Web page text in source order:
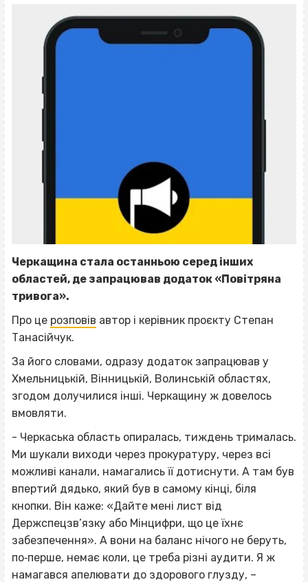
Черкащина стала останньою серед інших
областей, де запрацював додаток «Повітряна
тривога».
Про це розповів автор і керівник проєкту Степан
Танасійчук.
За його словами, одразу додаток запрацював у
Хмельницькій, Вінницькій, Волинській областях,
згодом долучилися інші. Черкащину ж довелось
вмовляти.
- Черкаська область опиралась, тиждень трималась.
Ми шукали виходи через прокуратуру, через всі
можливі канали, намагались її дотиснути. А там був
впертий дядько, який був в самому кінці, біля
кнопки. Він каже: «Дайте мені лист від
Держспецзв’язку або Мінцифри, що це їхнє
забезпечення». А вони на баланс нічого не беруть,
по‐перше, немає коли, це треба різні аудити. Я ж
намагався апелювати до здорового глузду, –